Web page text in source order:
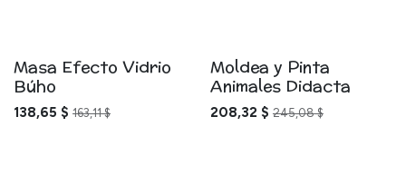
Masa Efecto Vidrio
Búho
138,65 $ 163,11$
Moldea y Pinta
Animales Didacta
208,32 $ 245,08$